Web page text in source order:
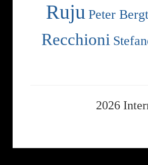
Ruju Peter
Recchioni
2026